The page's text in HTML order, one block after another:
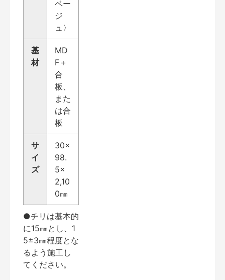
ベー
ジ
ュ〉
基
材
MD
F＋
合
板、
また
は合
板
サ
イ
ズ
30×
98.
5×
2,10
0㎜
●チリは基本的
に15㎜とし、1
5±3㎜程度とな
るよう施工し
てください。